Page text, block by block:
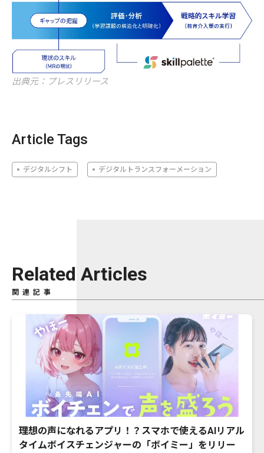
出典元：プレスリリース
Article Tags
デジタルシフト デジタルトランスフォーメーション
Related Articles
関連記事
理想の声になれるアプリ！？スマホで使えるAIリアル
タイムボイスチェンジャーの「ボイミー」をリリー